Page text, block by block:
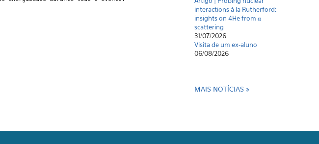
interactions à la Rutherford:
insights on 4He from α
scattering
31/07/2026
Visita de um ex-aluno
06/08/2026
MAIS NOTÍCIAS